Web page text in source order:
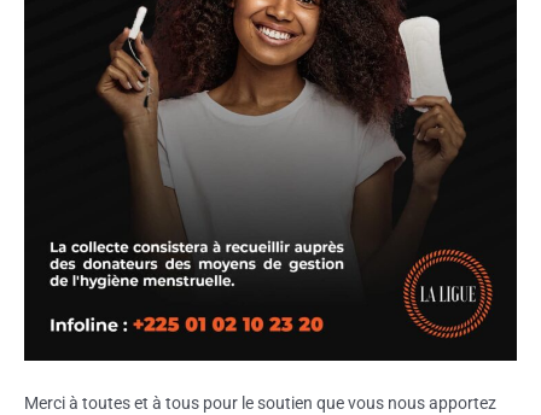
Merci à toutes et à tous pour le soutien que vous nous apportez